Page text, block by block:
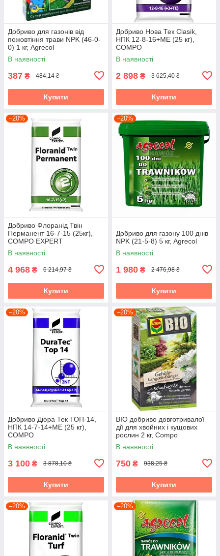
Добриво для газонів від
пожовтіння трави NPK (46-0-
0) 1 кг, Agrecol
В наявності
387 ₴ 484,14 ₴
Купити
Добриво Нова Тек Clasik,
НПК 12-8-16+МЕ (25 кг),
COMPO
В наявності
2 898 ₴ 3 625,40 ₴
Купити
–20%
Добриво Флоранід Твін
Перманент 16-7-15 (25кг),
COMPO EXPERT
В наявності
4 968 ₴ 6 214,97 ₴
Купити
–20%
Добриво для газону 100 днів
NPK (21-5-8) 5 кг, Agrecol
В наявності
1 980 ₴ 2 476,98 ₴
Купити
–20%
Добриво Дюра Тек ТОП-14,
НПК 14-7-14+МЕ (25 кг),
COMPO
В наявності
3 100 ₴ 3 878,10 ₴
Купити
–20%
BIO добриво довготривалої
дії для хвойних і кущових
рослин 2 кг, Compo
В наявності
750 ₴ 938,25 ₴
Купити
–20% –20%